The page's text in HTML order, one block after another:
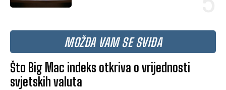
MOŽDA VAM SE SVIĐA
Što Big Mac indeks otkriva o vrijednosti
svjetskih valuta